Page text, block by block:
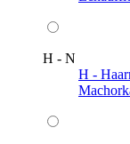
H - N
H -